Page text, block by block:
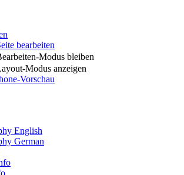
bearbeiten
Modus bleiben
Modus anzeigen
Vorschau
English
German